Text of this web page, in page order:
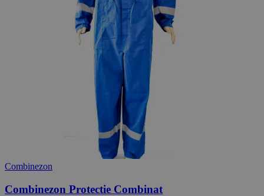
Combinezon
Combinezon Protectie Combinat